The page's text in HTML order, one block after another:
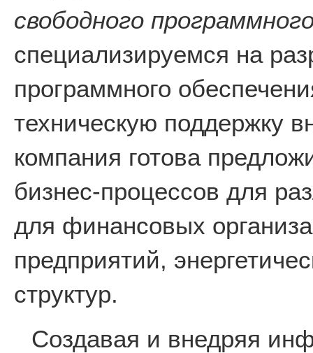
свободного
специализируемся на
программного
техническую поддержку
компания готова
бизнес-процессов для
для финансовых
предприятий,
структур.
Создавая и внедряя